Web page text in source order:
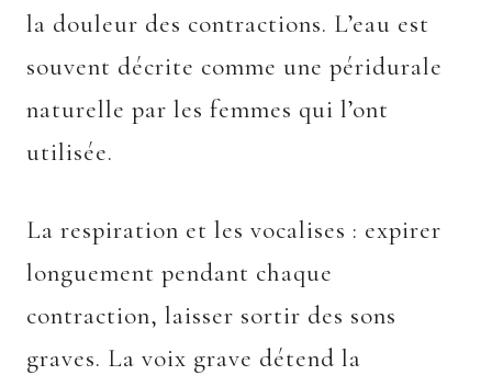
la douleur des contractions. L’eau est
souvent décrite comme une péridurale
naturelle par les femmes qui l’ont
utilisée.
La respiration et les vocalises : expirer
longuement pendant chaque
contraction, laisser sortir des sons
graves. La voix grave détend la